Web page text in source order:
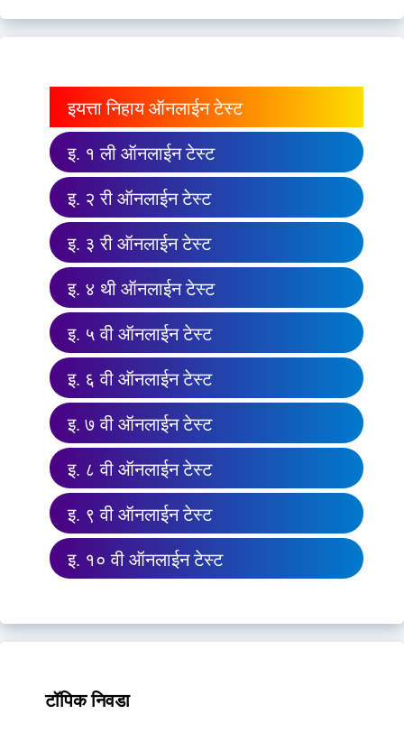
इयत्ता निहाय ऑनलाईन टेस्ट
इ. १ ली ऑनलाईन टेस्ट
इ. २ री ऑनलाईन टेस्ट
इ. ३ री ऑनलाईन टेस्ट
इ. ४ थी ऑनलाईन टेस्ट
इ. ५ वी ऑनलाईन टेस्ट
इ. ६ वी ऑनलाईन टेस्ट
इ. ७ वी ऑनलाईन टेस्ट
इ. ८ वी ऑनलाईन टेस्ट
इ. ९ वी ऑनलाईन टेस्ट
इ. १० वी ऑनलाईन टेस्ट
टॉपिक निवडा